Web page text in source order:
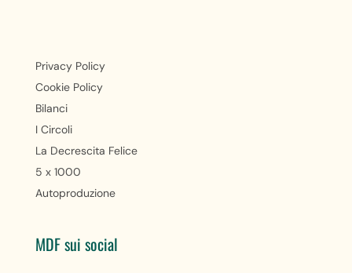
Privacy Policy
Cookie Policy
Bilanci
I Circoli
La Decrescita Felice
5 x 1000
Autoproduzione
MDF sui social